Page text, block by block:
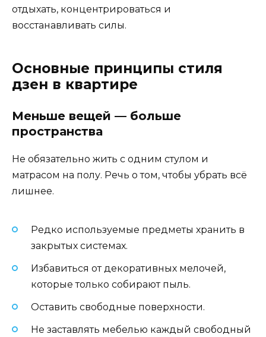
отдыхать, концентрироваться и
восстанавливать силы.
Основные принципы стиля
дзен в квартире
Меньше вещей — больше
пространства
Не обязательно жить с одним стулом и
матрасом на полу. Речь о том, чтобы убрать всё
лишнее.
Редко используемые предметы хранить в
закрытых системах.
Избавиться от декоративных мелочей,
которые только собирают пыль.
Оставить свободные поверхности.
Не заставлять мебелью каждый свободный